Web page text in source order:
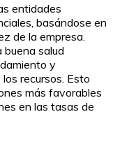
entidades
basándose en
de la empresa.
salud
y
recursos. Esto
más favorables
en las tasas de